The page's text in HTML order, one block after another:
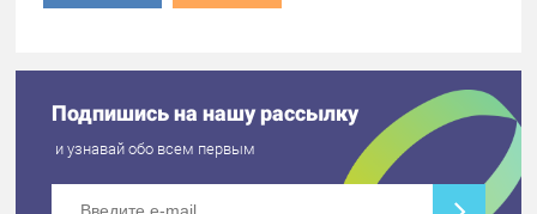
Подпишись на нашу рассылку
и узнавай обо всем первым